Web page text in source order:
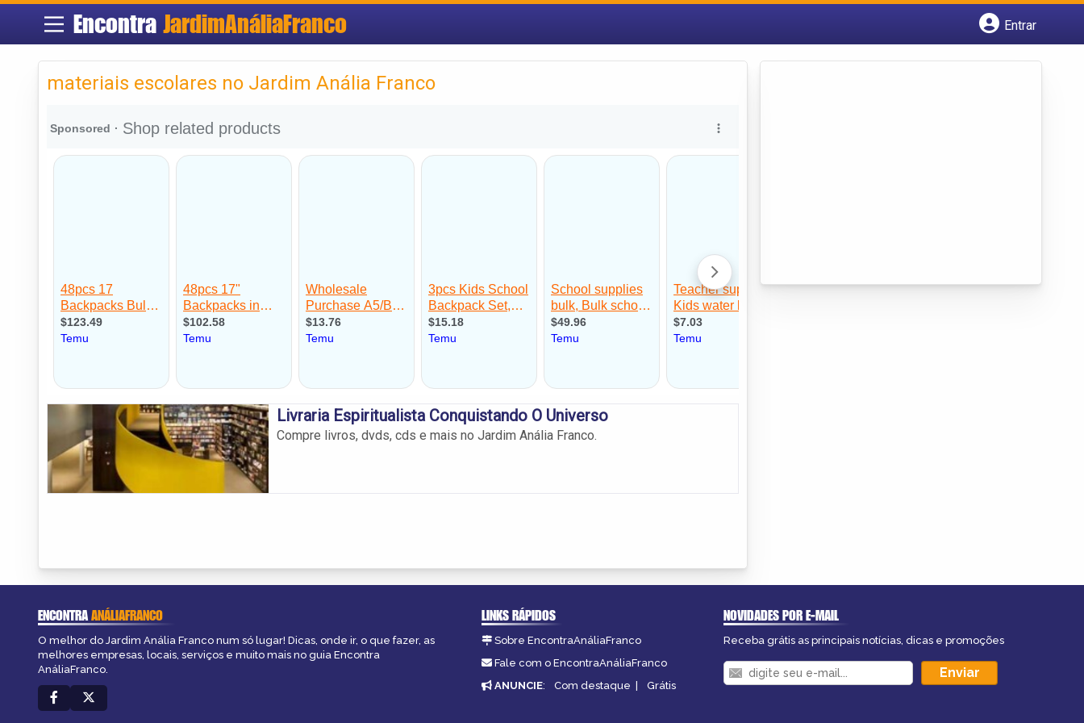
Encontra JardimAnáliaFranco
Entrar
materiais escolares no Jardim Anália Franco
Livraria Espiritualista Conquistando O Universo
Compre livros, dvds, cds e mais no Jardim Anália Franco.
ENCONTRAANÁLIAFRANCO
O melhor do Jardim Anália Franco num só lugar! Dicas, onde ir, o que fazer, as
melhores empresas, locais, serviços e muito mais no guia Encontra
AnáliaFranco.
LINKS RÁPIDOS
Sobre EncontraAnáliaFranco
Fale com o EncontraAnáliaFranco
ANUNCIE: Com destaque | Grátis
NOVIDADES POR E-MAIL
Receba grátis as principais notícias, dicas e promoções